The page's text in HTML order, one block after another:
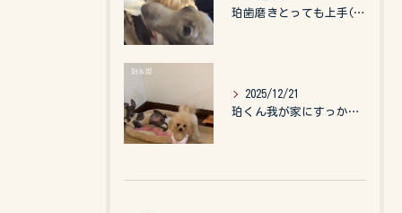
珀歯磨きとっても上手(о´∀`о)
2025/12/21
珀くん我が家にすっかりなれて、キッズのお世話もしてくれて、今...